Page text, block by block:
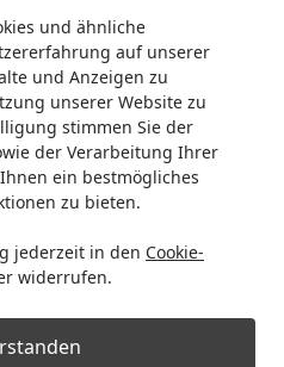
und ähnliche
auf unserer
und Anzeigen zu
unserer Website zu
stimmen Sie der
der Verarbeitung Ihrer
ein bestmögliches
zu bieten.
jederzeit in den Cookie-
widerrufen.
und 10 Minuten
Zentralständer
BTR!
Zentralständer Adapterplatten
SMV 1200